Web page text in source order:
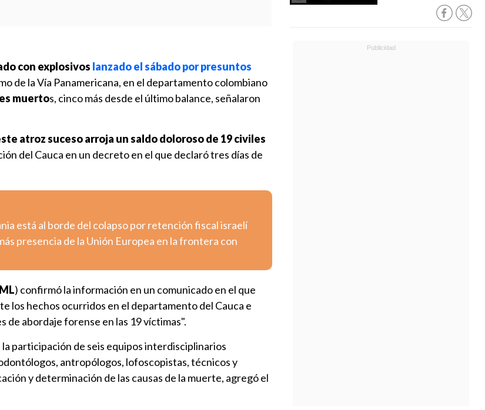
con explosivos lanzado el sábado por presuntos
de la Vía Panamericana, en el departamento colombiano
muertos, cinco más desde el último balance, señalaron
atroz suceso arroja un saldo doloroso de 19 civiles
del Cauca en un decreto en el que declaró tres días de
está al borde del colapso por retención fiscal israelí
presencia de la Unión Europea en la frontera con
) confirmó la información en un comunicado en el que
los hechos ocurridos en el departamento del Cauca e
de abordaje forense en las 19 víctimas".
participación de seis equipos interdisciplinarios
antropólogos, lofoscopistas, técnicos y
y determinación de las causas de la muerte, agregó el